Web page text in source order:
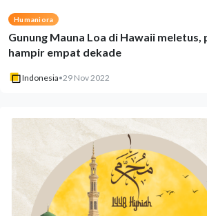
Humaniora
Gunung Mauna Loa di Hawaii
hampir empat dekade
Indonesia•29 Nov 2022